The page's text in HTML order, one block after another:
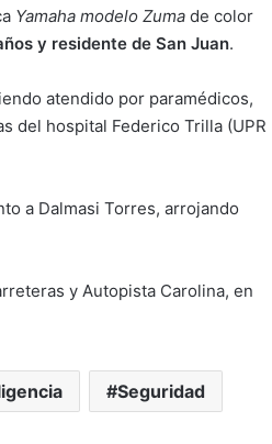
Yamaha modelo Zuma de color
y residente de San Juan.
atendido por paramédicos,
del hospital Federico Trilla (UPR
a Dalmasi Torres, arrojando
y Autopista Carolina, en
Seguridad